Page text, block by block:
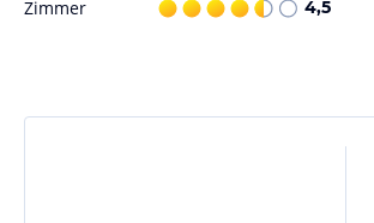
Zimmer 4,5